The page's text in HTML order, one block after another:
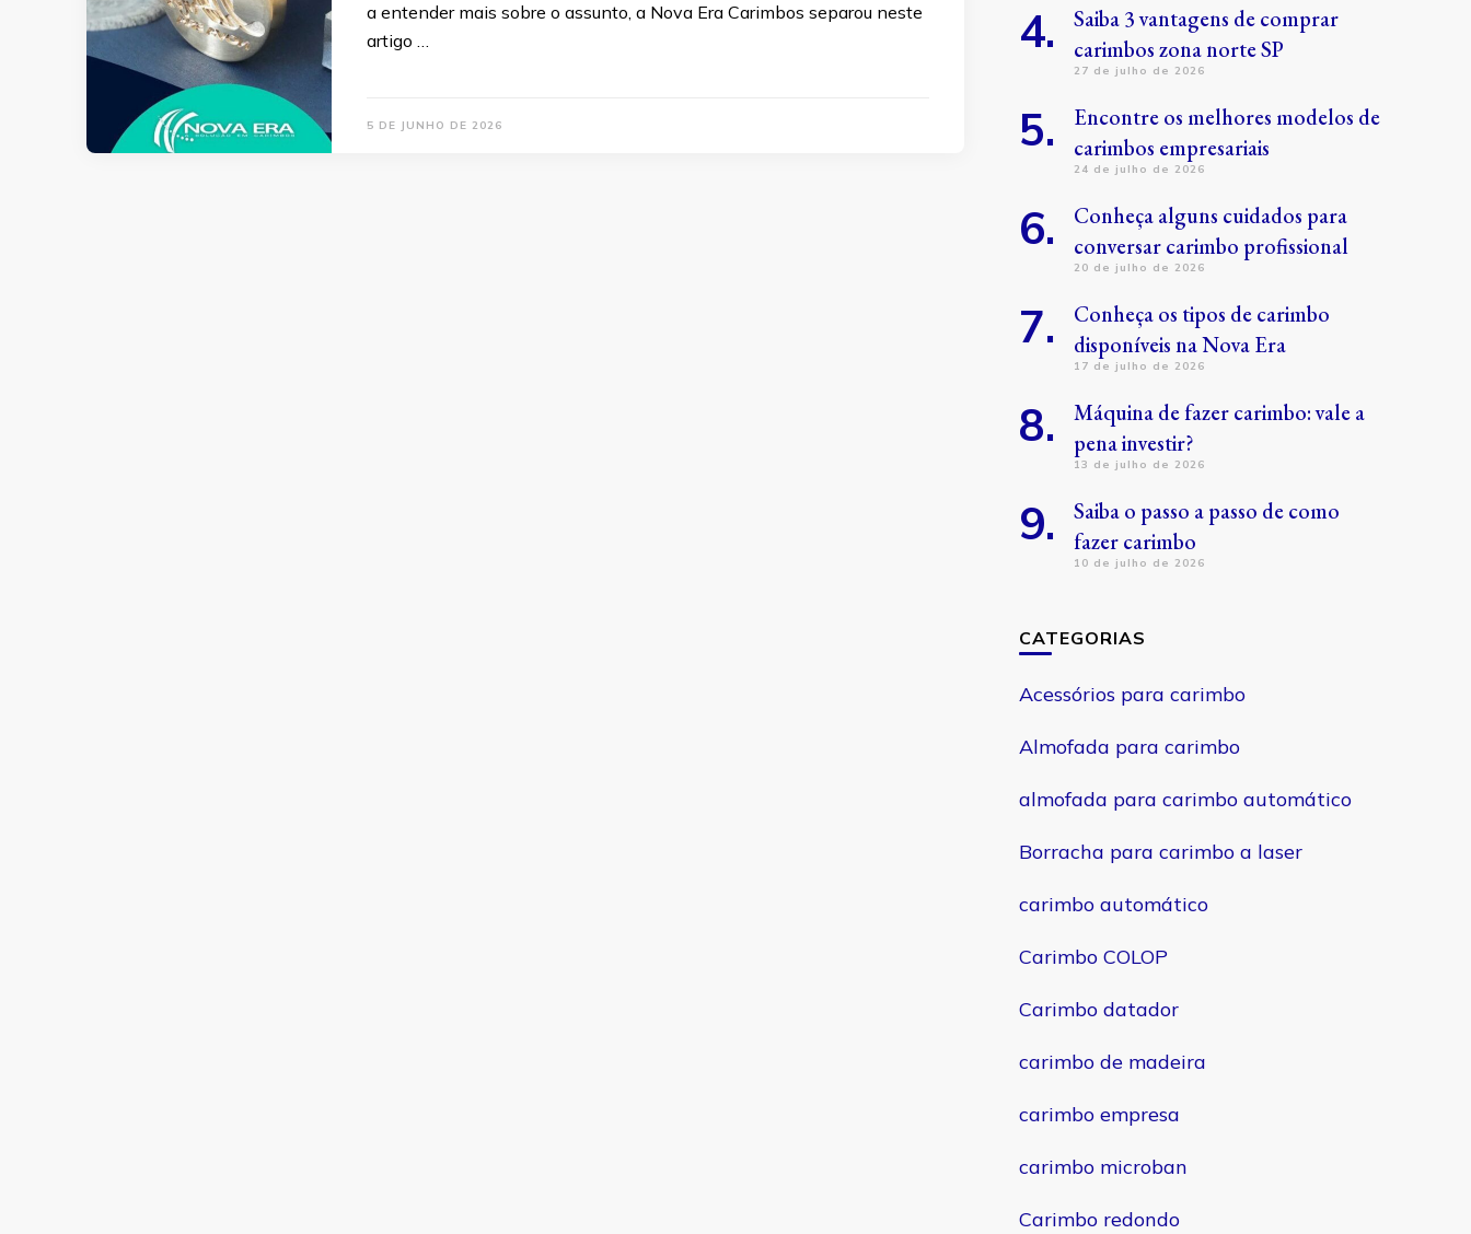
a entender mais sobre o assunto, a Nova Era Carimbos separou neste
artigo …
5 DE JUNHO DE 2026
Saiba 3 vantagens de comprar
carimbos zona norte SP
27 de julho de 2026
Encontre os melhores modelos de
carimbos empresariais
24 de julho de 2026
Conheça alguns cuidados para
conversar carimbo profissional
20 de julho de 2026
Conheça os tipos de carimbo
disponíveis na Nova Era
17 de julho de 2026
Máquina de fazer carimbo: vale a
pena investir?
13 de julho de 2026
Saiba o passo a passo de como
fazer carimbo
10 de julho de 2026
CATEGORIAS
Acessórios para carimbo
Almofada para carimbo
almofada para carimbo automático
Borracha para carimbo a laser
carimbo automático
Carimbo COLOP
Carimbo datador
carimbo de madeira
carimbo empresa
carimbo microban
Carimbo redondo